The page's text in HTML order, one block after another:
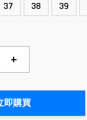
37 38 39
+
即購買